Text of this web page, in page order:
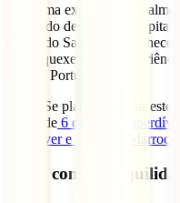
Para uma experiência
magia do deserto e a
dunas do Saara ao
Marraquexe é uma
voo de Portugal.
Se planeias visitar este
de 6 destinos
ver e fazer em Marrocos
Viaja com